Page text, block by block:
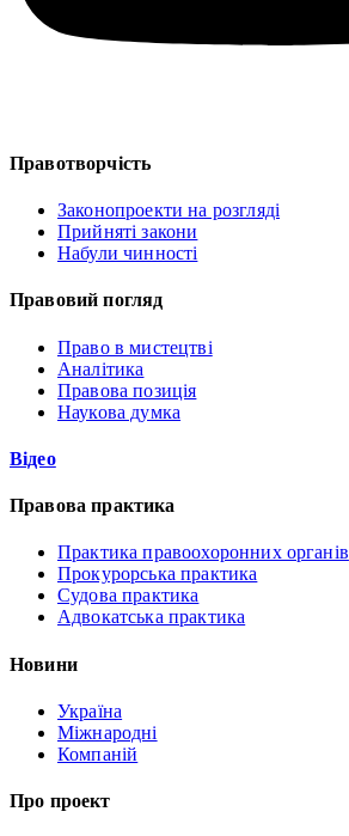
Правотворчість
Законопроекти на розгляді
Прийняті закони
Набули чинності
Правовий погляд
Право в мистецтві
Аналітика
Правова позиція
Наукова думка
Відео
Правова практика
Практика правоохоронних органів
Прокурорська практика
Судова практика
Адвокатська практика
Новини
Україна
Міжнародні
Компаній
Про проект